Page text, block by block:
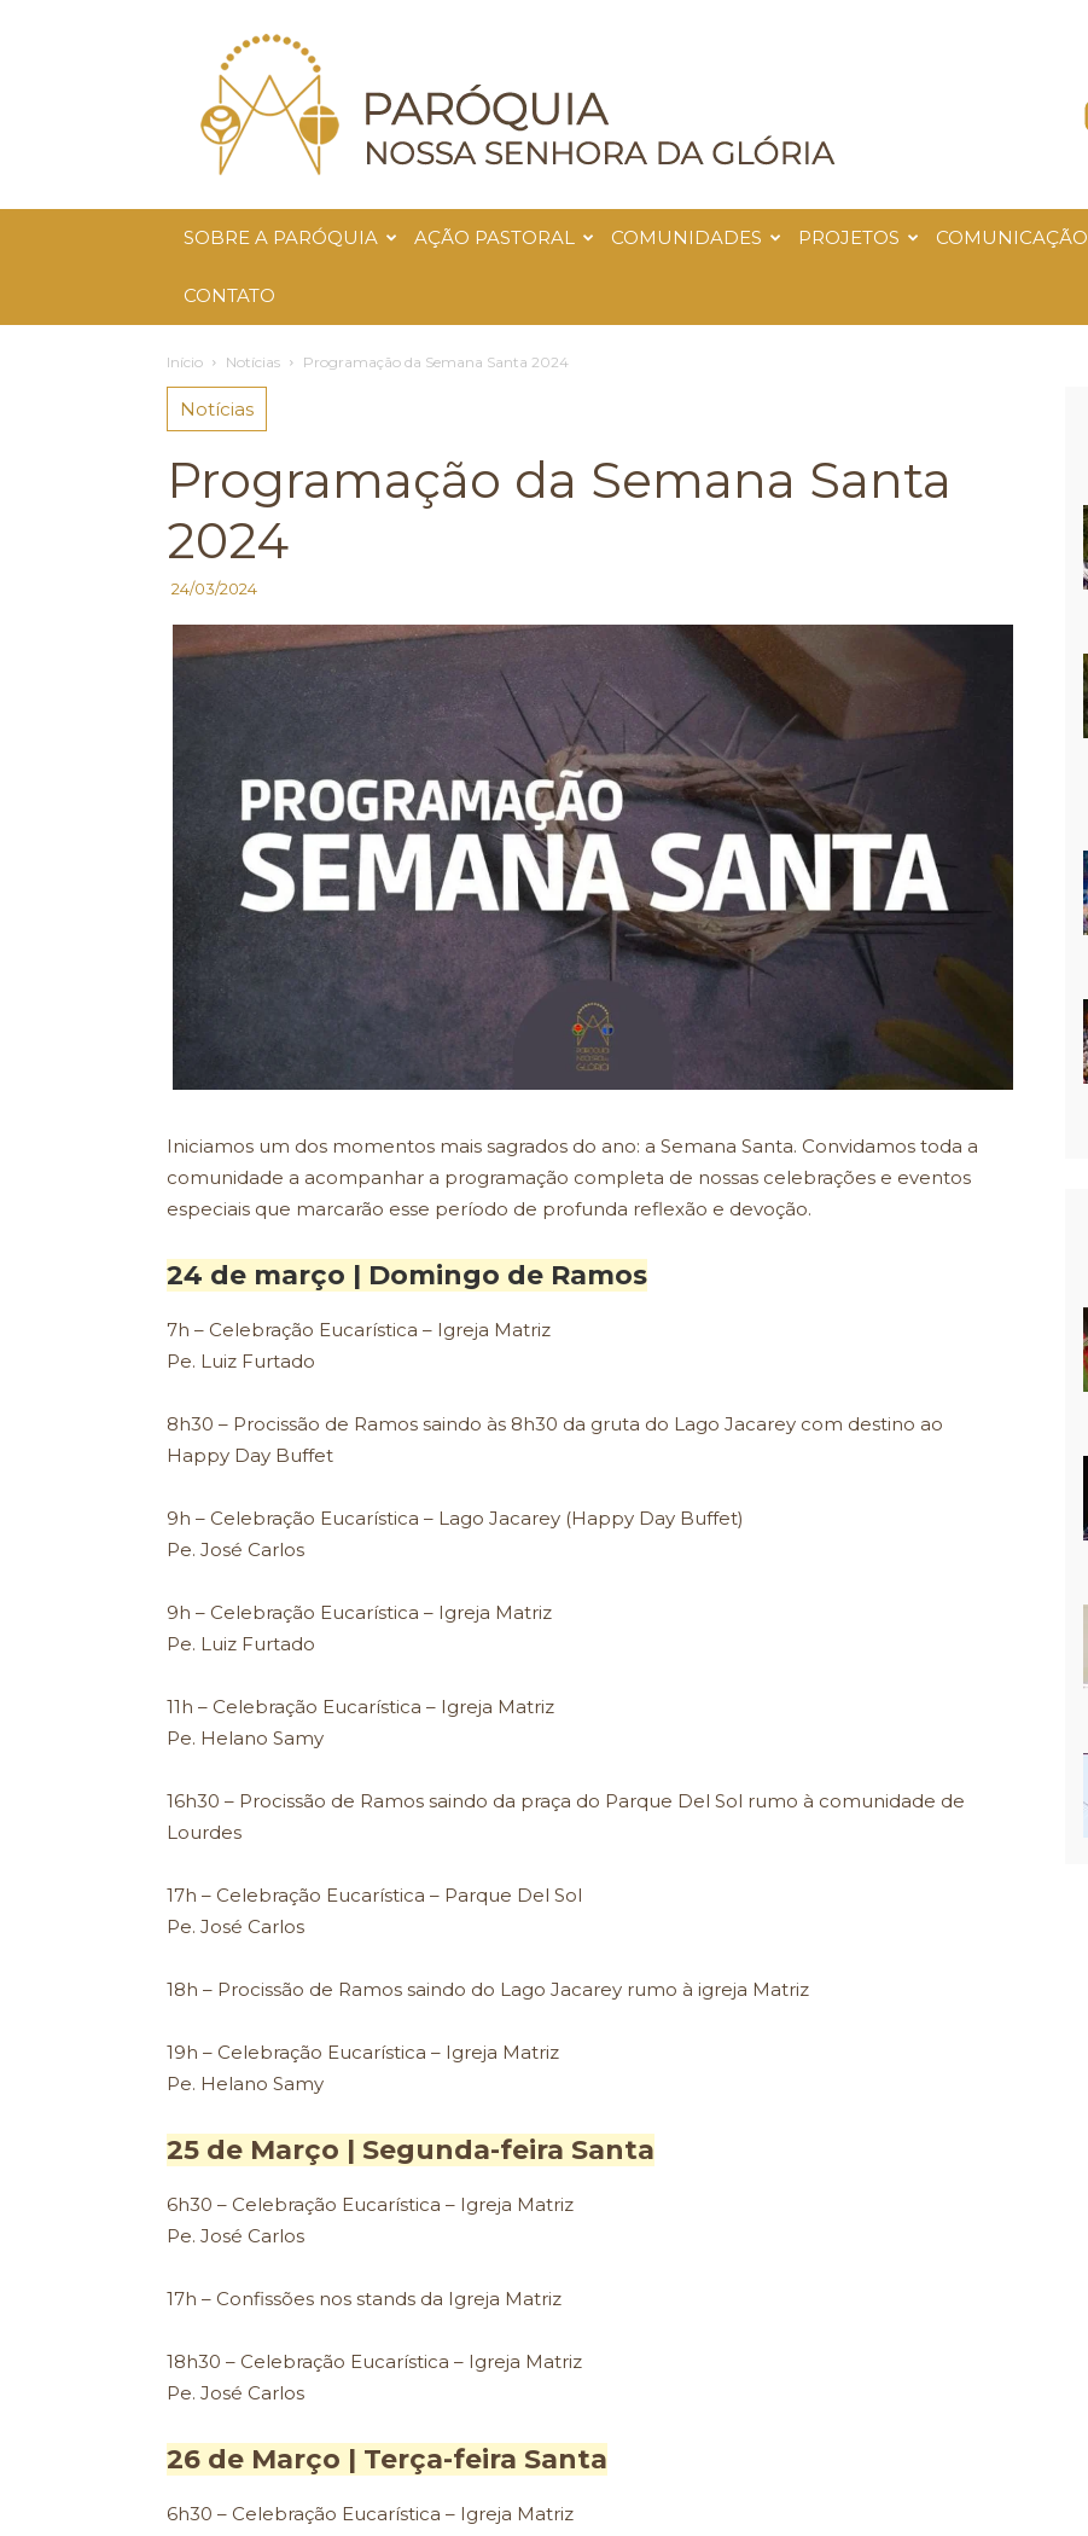
Paróquia
Nossa
Senhora
da
Glória
SOBRE A PARÓQUIA AÇÃO PASTORAL COMUNIDADES PROJETOS COMUNICAÇÃO
CONTATO
Início Notícias Programação da Semana Santa 2024
Notícias
Programação da Semana Santa
2024
24/03/2024
Iniciamos um dos momentos mais sagrados do ano: a Semana Santa. Convidamos toda a
comunidade a acompanhar a programação completa de nossas celebrações e eventos
especiais que marcarão esse período de profunda reflexão e devoção.
24 de março | Domingo de Ramos
7h – Celebração Eucarística – Igreja Matriz
Pe. Luiz Furtado
8h30 – Procissão de Ramos saindo às 8h30 da gruta do Lago Jacarey com destino ao
Happy Day Buffet
9h – Celebração Eucarística – Lago Jacarey (Happy Day Buffet)
Pe. José Carlos
9h – Celebração Eucarística – Igreja Matriz
Pe. Luiz Furtado
11h – Celebração Eucarística – Igreja Matriz
Pe. Helano Samy
16h30 – Procissão de Ramos saindo da praça do Parque Del Sol rumo à comunidade de
Lourdes
17h – Celebração Eucarística – Parque Del Sol
Pe. José Carlos
18h – Procissão de Ramos saindo do Lago Jacarey rumo à igreja Matriz
19h – Celebração Eucarística – Igreja Matriz
Pe. Helano Samy
25 de Março | Segunda-feira Santa
6h30 – Celebração Eucarística – Igreja Matriz
Pe. José Carlos
17h – Confissões nos stands da Igreja Matriz
18h30 – Celebração Eucarística – Igreja Matriz
Pe. José Carlos
26 de Março | Terça-feira Santa
6h30 – Celebração Eucarística – Igreja Matriz